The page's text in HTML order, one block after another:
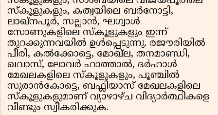
സ്കൂളുകളും, കത്വയിലെ ബർനോട്ടി,
ലാഖ്നപൂർ, സല്ലാൻ, ഘഗ്വാൾ
സോണുകളിലെ സ്കൂളുകളും ഇന്ന്
തുറക്കുന്നവയിൽ ഉൾപ്പെടുന്നു. രജൗരിയിൽ
പീരി, കൽക്കോട്ടെ, മോഖ്ല, തനമാണ്ഡി,
ഖവാസ്, ലോവർ ഹാത്താൽ, ദർഹാൾ
മേഖലകളിലെ സ്കൂളുകളും, പൂഞ്ചിൽ
സുരാൻകോട്ടെ, ബഫ്ലിയാസ് മേഖലകളിലെ
സ്കൂളുകളുമാണ് വ്യാഴാഴ്ച വിദ്യാർത്ഥികളെ
വീണ്ടും സ്വീകരിക്കുക.